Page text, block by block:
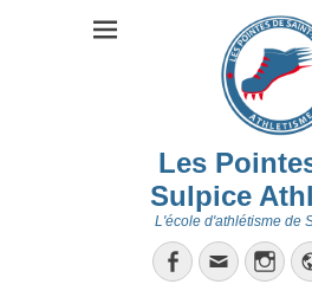
Les
Sulpice
L'école d'athlétisme de
Facebook
Email